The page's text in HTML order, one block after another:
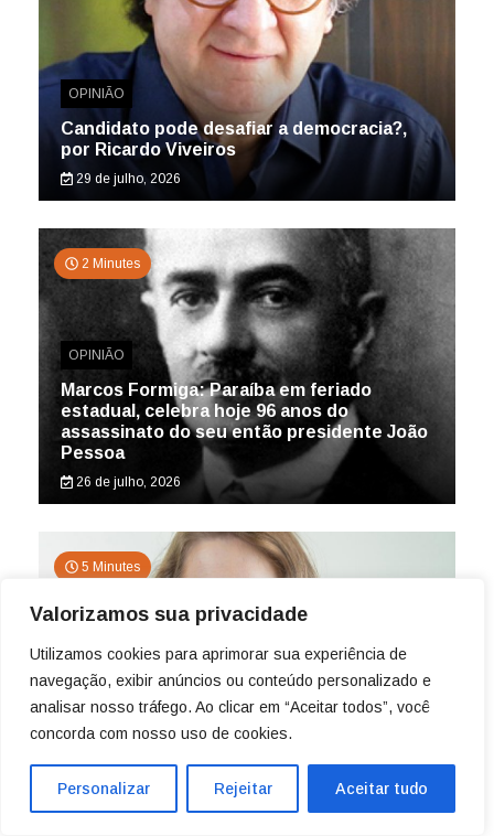
Valorizamos sua privacidade
Utilizamos cookies para aprimorar sua experiência de
navegação, exibir anúncios ou conteúdo personalizado e
analisar nosso tráfego. Ao clicar em “Aceitar todos”, você
concorda com nosso uso de cookies.
Personalizar Rejeitar Aceitar tudo
OPINIÃO
Candidato pode desafiar a democracia?,
por Ricardo Viveiros
29 de julho, 2026
2 Minutes
OPINIÃO
Marcos Formiga: Paraíba em feriado
estadual, celebra hoje 96 anos do
assassinato do seu então presidente João
Pessoa
26 de julho, 2026
5 Minutes
OPINIÃO
Bets, endividamento e o consumidor
16 de julho, 2026